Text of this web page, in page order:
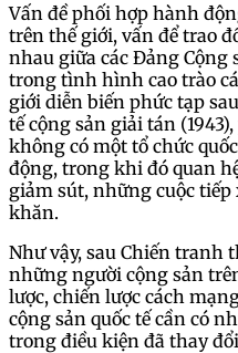
Vấn đề phối hợp hành
trên thế giới, vấn để trao
nhau giữa các Đảng Cộng
trong tình hình cao trào
giới diễn biến phức tạp
tế cộng sản giải tán
không có một tổ chức
động, trong khi đó quan
giảm sút, những cuộc
khăn.
Như vậy, sau Chiến tranh
những người cộng sản
lược, chiến lược cách
cộng sản quốc tế cần có
trong điều kiện đã thay